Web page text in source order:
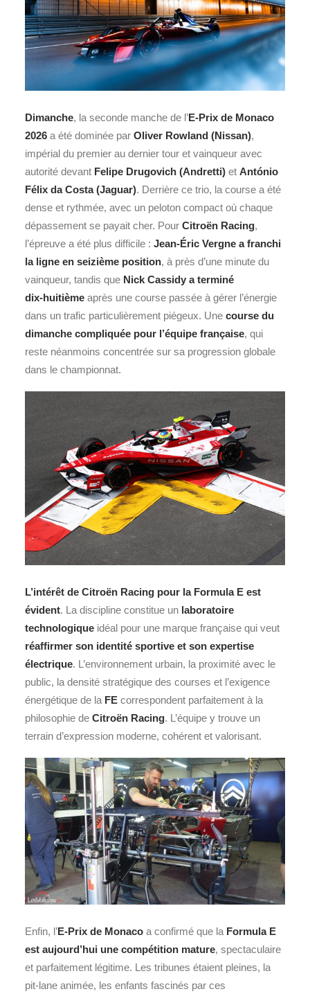
Dimanche, la seconde manche de l’E-Prix de Monaco
2026 a été dominée par Oliver Rowland (Nissan),
impérial du premier au dernier tour et vainqueur avec
autorité devant Felipe Drugovich (Andretti) et António
Félix da Costa (Jaguar). Derrière ce trio, la course a été
dense et rythmée, avec un peloton compact où chaque
dépassement se payait cher. Pour Citroën Racing,
l’épreuve a été plus difficile : Jean‑Éric Vergne a franchi
la ligne en seizième position, à près d’une minute du
vainqueur, tandis que Nick Cassidy a terminé
dix‑huitième après une course passée à gérer l’énergie
dans un trafic particulièrement piégeux. Une course du
dimanche compliquée pour l’équipe française, qui
reste néanmoins concentrée sur sa progression globale
dans le championnat.
L’intérêt de Citroën Racing pour la Formula E est
évident. La discipline constitue un laboratoire
technologique idéal pour une marque française qui veut
réaffirmer son identité sportive et son expertise
électrique. L’environnement urbain, la proximité avec le
public, la densité stratégique des courses et l’exigence
énergétique de la FE correspondent parfaitement à la
philosophie de Citroën Racing. L’équipe y trouve un
terrain d’expression moderne, cohérent et valorisant.
Enfin, l’E-Prix de Monaco a confirmé que la Formula E
est aujourd’hui une compétition mature, spectaculaire
et parfaitement légitime. Les tribunes étaient pleines, la
pit‑lane animée, les enfants fascinés par ces